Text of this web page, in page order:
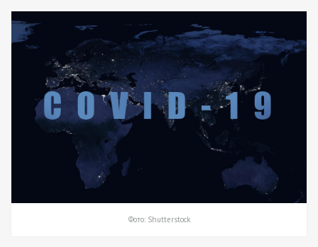
Фото: Shutterstock